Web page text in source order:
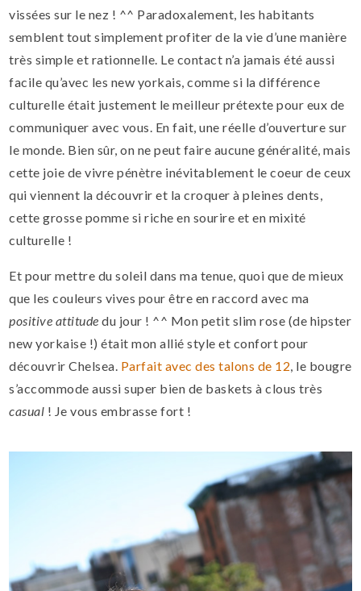
vissées sur le nez ! ^^ Paradoxalement, les habitants
semblent tout simplement profiter de la vie d’une manière
très simple et rationnelle. Le contact n’a jamais été aussi
facile qu’avec les new yorkais, comme si la différence
culturelle était justement le meilleur prétexte pour eux de
communiquer avec vous. En fait, une réelle d’ouverture sur
le monde. Bien sûr, on ne peut faire aucune généralité, mais
cette joie de vivre pénètre inévitablement le coeur de ceux
qui viennent la découvrir et la croquer à pleines dents,
cette grosse pomme si riche en sourire et en mixité
culturelle !
Et pour mettre du soleil dans ma tenue, quoi que de mieux
que les couleurs vives pour être en raccord avec ma
positive attitude du jour ! ^^ Mon petit slim rose (de hipster
new yorkaise !) était mon allié style et confort pour
découvrir Chelsea. Parfait avec des talons de 12 , le bougre
s’accommode aussi super bien de baskets à clous très
casual ! Je vous embrasse fort !